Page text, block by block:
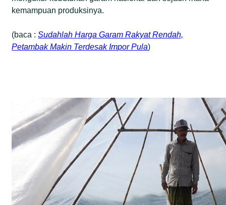
kemampuan produksinya.
(baca :Sudahlah Harga Garam Rakyat Rendah,
Petambak Makin Terdesak Impor Pula)